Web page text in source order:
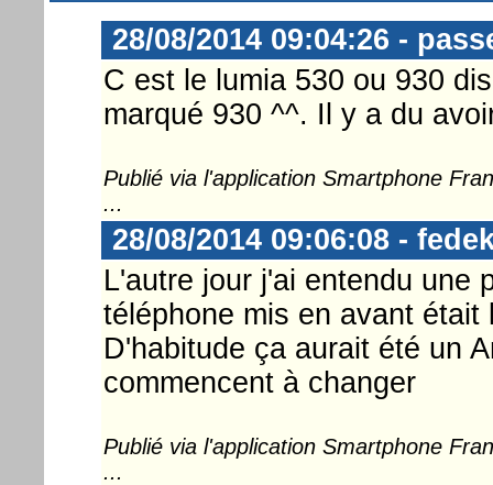
28/08/2014 09:04:26 -
C est le lumia 530 ou 930
marqué 930 ^^. Il y a du
Publié via l'application Smartphone
...
28/08/2014 09:06:08 -
L'autre jour j'ai entendu une
téléphone mis en avant était
D'habitude ça aurait été un
commencent à changer
Publié via l'application Smartphone
...